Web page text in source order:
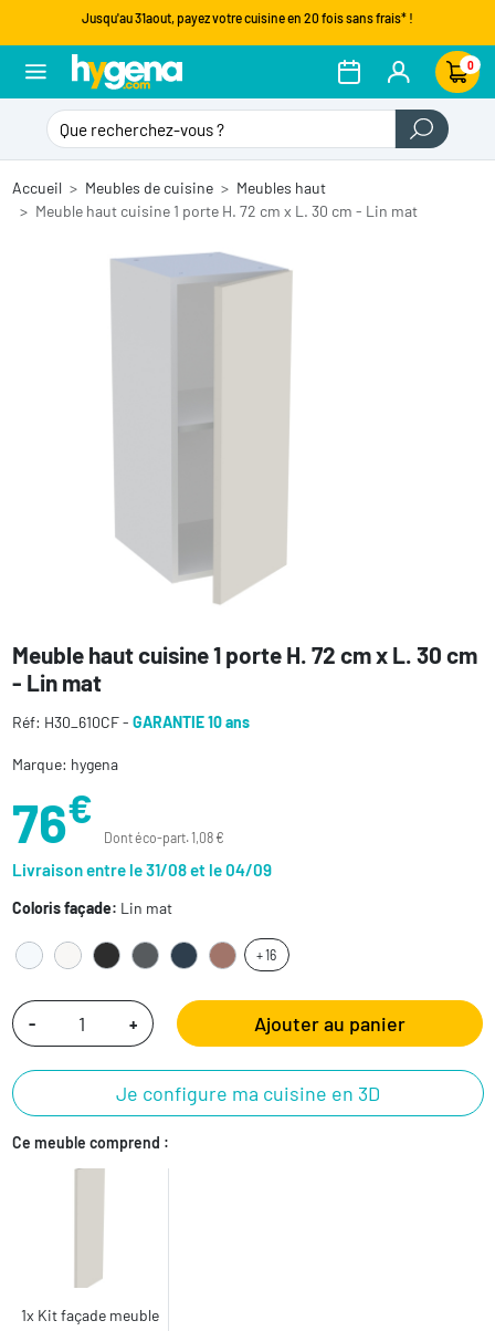
Jusqu'au 31aout, payez votre cuisine en 20 fois sans frais* !
0
Accueil Meubles de cuisine
Meubles haut
Meuble haut cuisine 1 porte H. 72 cm x L. 30 cm - Lin mat
Meuble haut cuisine 1 porte H. 72 cm x L. 30 cm
- Lin mat
Réf: H30_610CF - GARANTIE 10 ans
Marque: hygena
76€
Dont éco-part. 1,08 €
Livraison entre le 31/08 et le 04/09
Coloris façade: Lin mat
+ 16
- + Ajouter au panier
Je configure ma cuisine en 3D
Ce meuble comprend :
1x Kit façade meuble